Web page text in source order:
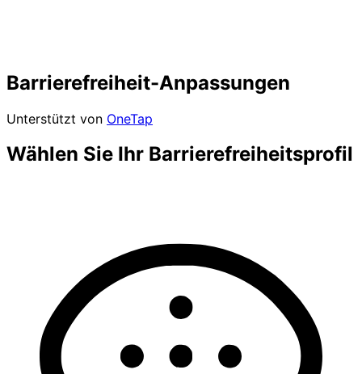
Barrierefreiheit-Anpassungen
Unterstützt von OneTap
Wählen Sie Ihr Barrierefreiheitsprofil